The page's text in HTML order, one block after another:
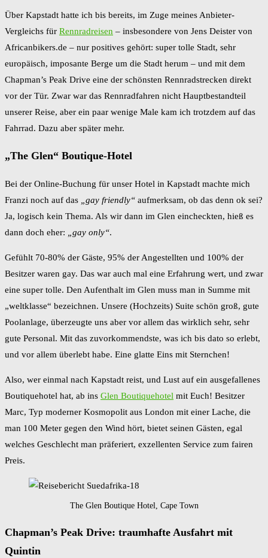
Über Kapstadt hatte ich bis bereits, im Zuge meines Anbieter-
Vergleichs für Rennradreisen – insbesondere von Jens Deister von
Africanbikers.de – nur positives gehört: super tolle Stadt, sehr
europäisch, imposante Berge um die Stadt herum – und mit dem
Chapman’s Peak Drive eine der schönsten Rennradstrecken direkt
vor der Tür. Zwar war das Rennradfahren nicht Hauptbestandteil
unserer Reise, aber ein paar wenige Male kam ich trotzdem auf das
Fahrrad. Dazu aber später mehr.
„The Glen“ Boutique-Hotel
Bei der Online-Buchung für unser Hotel in Kapstadt machte mich
Franzi noch auf das
„gay friendly“ aufmerksam, ob das denn ok sei?
Ja, logisch kein Thema. Als wir dann im Glen eincheckten, hieß es
dann doch eher:
„gay only“.
Gefühlt 70-80% der Gäste, 95% der Angestellten und 100% der
Besitzer waren gay. Das war auch mal eine Erfahrung wert, und zwar
eine super tolle. Den Aufenthalt im Glen muss man in Summe mit
„weltklasse“ bezeichnen. Unsere (Hochzeits) Suite schön groß, gute
Poolanlage, überzeugte uns aber vor allem das wirklich sehr, sehr
gute Personal. Mit das zuvorkommendste, was ich bis dato so erlebt,
und vor allem überlebt habe. Eine glatte Eins mit Sternchen!
Also, wer einmal nach Kapstadt reist, und Lust auf ein ausgefallenes
Boutiquehotel hat, ab ins Glen Boutiquehotel mit Euch! Besitzer
Marc, Typ moderner Kosmopolit aus London mit einer Lache, die
man 100 Meter gegen den Wind hört, bietet seinen Gästen, egal
welches Geschlecht man präferiert, exzellenten Service zum fairen
Preis.
The Glen Boutique Hotel, Cape Town
Chapman’s Peak Drive: traumhafte Ausfahrt mit
Quintin